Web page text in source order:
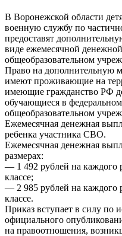
В Воронежской области
военную службу по
предоставят
виде ежемесячной
общеобразовательном
Право на дополнительную
имеют проживающие на
имеющие гражданство РФ
обучающиеся в
общеобразовательном
Ежемесячная денежная
ребенка участника СВО.
Ежемесячная денежная
размерах:
— 1 492 рублей на каждого
классе;
— 2 985 рублей на каждого
классе.
Приказ вступает в силу по
официального
на правоотношения,